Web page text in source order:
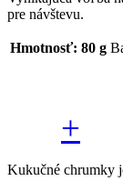
pre návštevu.
Hmotnosť: 80 g
+
Kukučné chrumky